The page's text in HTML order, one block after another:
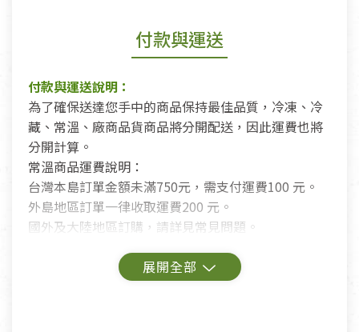
付款與運送
付款與運送說明：
為了確保送達您手中的商品保持最佳品質，冷凍、冷
藏、常溫、廠商品貨商品將分開配送，因此運費也將
分開計算。
常溫商品運費說明：
台灣本島訂單金額未滿750元，需支付運費100 元。
外島地區訂單一律收取運費200 元。
國外及大陸地區訂購，請詳見常見問題。
鑑賞期商品說明：